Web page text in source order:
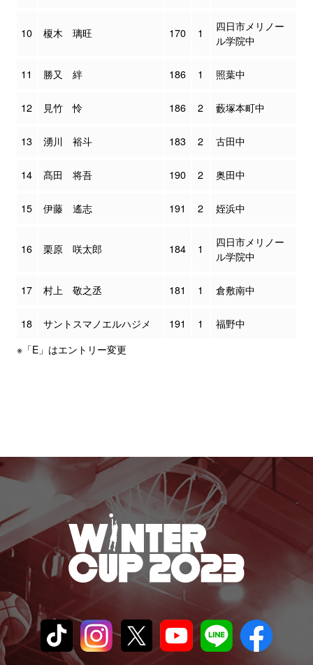
10 榎木 璃旺 170 1
四日市メリノー
ル学院中
11 勝又 絆 186 1 照葉中
12 見竹 怜 186 2 藪塚本町中
13 湧川 裕斗 183 2 古田中
14 髙田 将吾 190 2 奥田中
15 伊藤 遙志 191 2 姪浜中
16 栗原 咲太郎 184 1
四日市メリノー
ル学院中
17 村上 敬之丞 181 1 倉敷南中
18 サントスマノエルハジメ 191 1
福野中
※「E」はエントリー変更